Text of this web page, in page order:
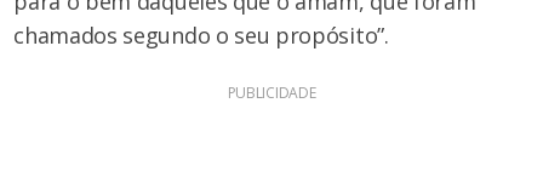
chamados segundo o seu propósito”.
PUBLICIDADE